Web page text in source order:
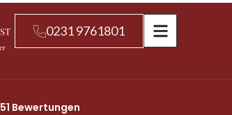
0231 9761801
51 Bewertungen